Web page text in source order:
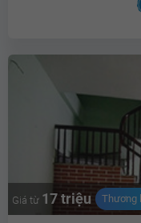
Giá từ 17 triệu Thương